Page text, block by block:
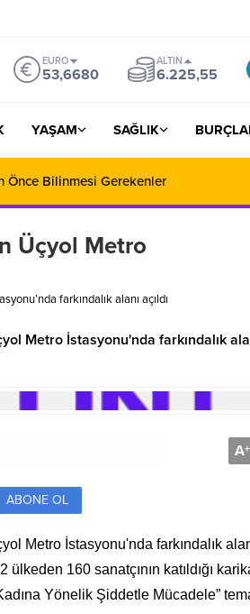
EURO
53,6680
ALTIN
6.225,55
YAŞAM SAĞLIK
Önce Bilinmesi Gerekenler
Üçyol Metro
farkındalık alanı açıldı
Metro İstasyonu'nda farkındalık
A+
ABONE OL
Metro İstasyonu'nda farkındalık
160 sanatçının katıldığı
Yönelik Şiddetle Mücadele”